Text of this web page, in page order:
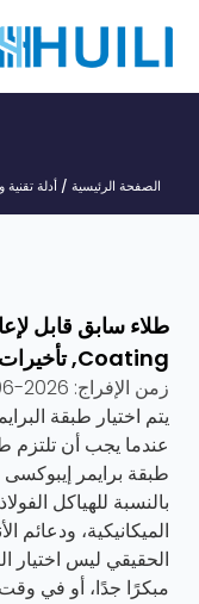
الصفحة الرئيسية / أدلة
طلاء سابق قابل
Coating, تأخيرات الموقع ودليل الإصلاح
زمن الإفراج: 2026-06-18
يتم اختيار طبقة
عندما يجب أن تلتزم
طبقة برايمر
بالنسبة للهياكل
الميكانيكية، ودعائم
الحقيقي ليس اختيار
مبكرًا جدًا، أو في